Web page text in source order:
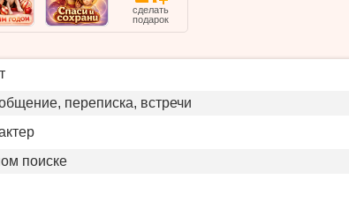
сделать
подарок
переписка, встречи
поиске